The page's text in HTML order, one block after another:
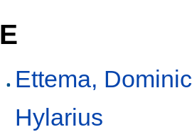
E
Ettema,
Hylarius